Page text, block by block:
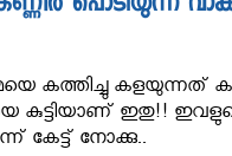
കത്തിച്ചു കളയുന്നത്
കുട്ടിയാണ് ഇതു!!
കേട്ട് നോക്കു..